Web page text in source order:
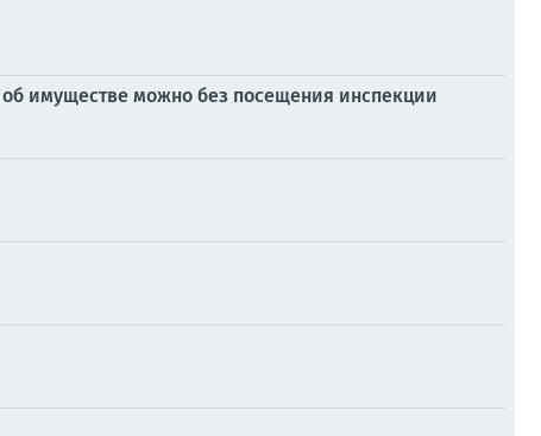
имуществе можно без посещения инспекции